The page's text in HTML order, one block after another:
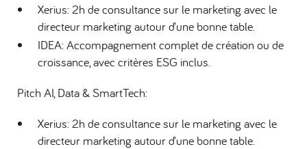
Xerius: 2h de consultance sur le marketing avec le
directeur marketing autour d’une bonne table.
IDEA: Accompagnement complet de création ou de
croissance, avec critères ESG inclus.
Pitch AI, Data & SmartTech:
Xerius: 2h de consultance sur le marketing avec le
directeur marketing autour d’une bonne table.